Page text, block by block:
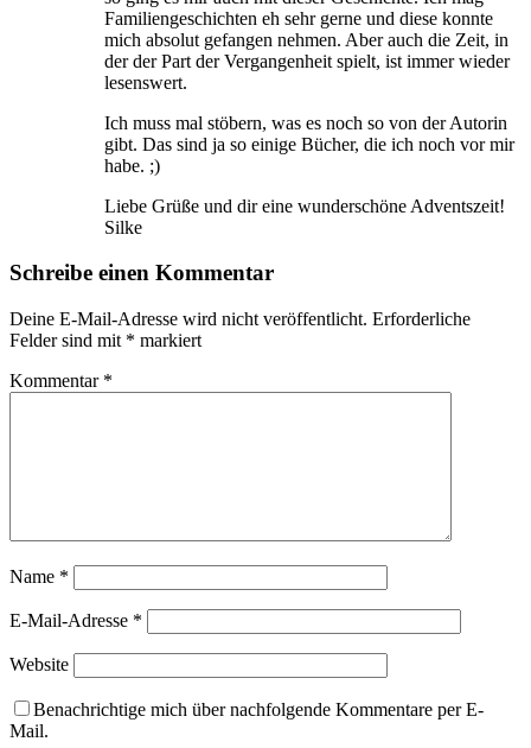
Familiengeschichten eh sehr gerne und diese konnte
mich absolut gefangen nehmen. Aber auch die Zeit, in
der der Part der Vergangenheit spielt, ist immer wieder
lesenswert.
Ich muss mal stöbern, was es noch so von der Autorin
gibt. Das sind ja so einige Bücher, die ich noch vor mir
habe. ;)
Liebe Grüße und dir eine wunderschöne Adventszeit!
Silke
Schreibe einen Kommentar
Deine E-Mail-Adresse wird nicht veröffentlicht. Erforderliche
Felder sind mit * markiert
Kommentar *
Name *
E-Mail-Adresse *
Website
Benachrichtige mich über nachfolgende Kommentare per E-
Mail.